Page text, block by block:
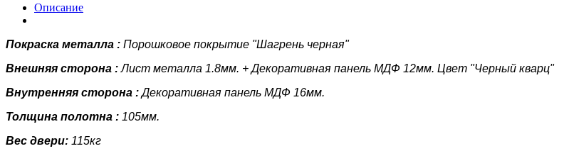
Описание
Покраска металла : Порошковое покрытие "Шагрень черная"
Внешняя сторона :Лист металла 1.8мм. + Декоративная панель МДФ 12мм. Цвет "Черный кварц"
Внутренняя сторона :Декоративная панель МДФ 16мм.
Толщина полотна : 105мм.
Вес двери: 115кг